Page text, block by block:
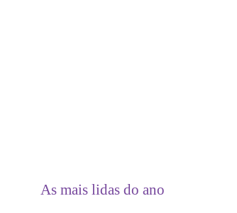
As mais lidas do ano